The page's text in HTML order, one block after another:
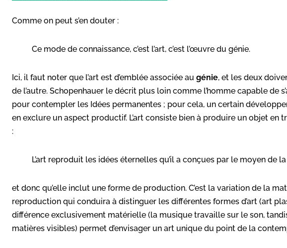
Comme on peut s’en douter :
Ce mode de connaissance, c’est l’art, c’est l’œuvre du génie.
Ici, il faut noter que l’art est d’emblée associée au génie, et les deux
de l’autre. Schopenhauer le décrit plus loin comme l’homme capable de
pour contempler les Idées permanentes ; pour cela, un certain
en exclure un aspect productif. L’art consiste bien à produire un objet en
:
L’art reproduit les idées éternelles qu’il a conçues par le moyen de
et donc qu’elle inclut une forme de production. C’est la variation de la
reproduction qui conduira à distinguer les différentes formes d’art (art
différence exclusivement matérielle (la musique travaille sur le son,
matières visibles) permet d’envisager un art unique du point de la